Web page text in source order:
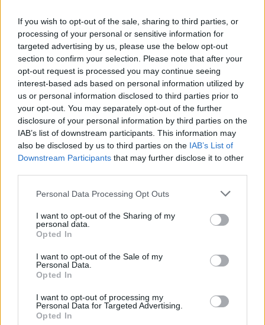
If you wish to opt-out of the sale, sharing to third parties, or
processing of your personal or sensitive information for
targeted advertising by us, please use the below opt-out
section to confirm your selection. Please note that after your
opt-out request is processed you may continue seeing
interest-based ads based on personal information utilized by
us or personal information disclosed to third parties prior to
your opt-out. You may separately opt-out of the further
disclosure of your personal information by third parties on the
IAB’s list of downstream participants. This information may
also be disclosed by us to third parties on the IAB’s List of
Downstream Participants that may further disclose it to other
Please note that this website/app uses one or more Google
not limited to your visit or usage behaviour. You may click to
grant or deny consent to Google and its third-party tags to
use your data for below specified purposes in below Google
consent section.
Personal Data Processing Opt Outs
I want to opt-out of the Sharing of my
personal data.
Opted In
I want to opt-out of the Sale of my
Personal Data.
Opted In
I want to opt-out of processing my
Personal Data for Targeted Advertising.
Opted In
Ιδιωτικοποίηση του νερού: Διαδηλώσεις ενάντια
στο πολυνομοσχέδιο - Στους δρόμους πολίτες
και συνδικάτα
20.03.2023 19:01
Κούρτη
Αντιπολεμική διαδήλωση στη Γερμανία: «Όχι